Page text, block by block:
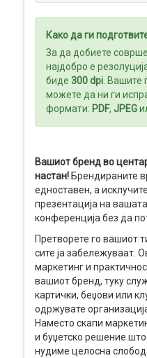
ДИСПЛЕИКако да ги
За да добиете
најдобро е
биде 300 dpi . Вашите
можете да ни ги
формати: PDF, JPEG
Вашиот бренд во
настан! Брендираните
едноставен, а
презентација на
конференција без да
Претворете го вашиот
сите ја забележуваат.
маркетинг и
вашиот бренд, туку
картички, беџови или
одржувате
Наместо скапи
и буџетско решение
нудиме целосна